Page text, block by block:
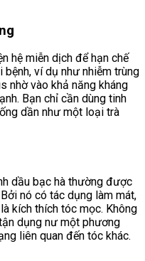
hệ miễn dịch để hạn chế
ví dụ như nhiễm trùng
nhờ vào khả năng kháng
Bạn chỉ cần dùng tinh
dần như một loại trà
dầu bạc hà thường được
nó có tác dụng làm mát,
kích thích tóc mọc. Không
dụng nư một phương
liên quan đến tóc khác.